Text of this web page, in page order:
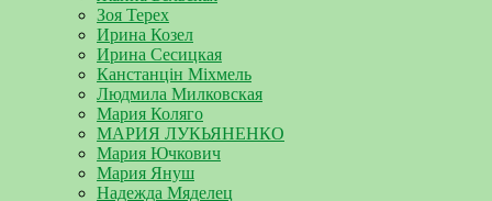
Зоя Терех
Ирина Козел
Ирина Сесицкая
Канстанцін Міхмель
Людмила Милковская
Мария Коляго
МАРИЯ ЛУКЬЯНЕНКО
Мария Ючкович
Мария Януш
Надежда Мяделец